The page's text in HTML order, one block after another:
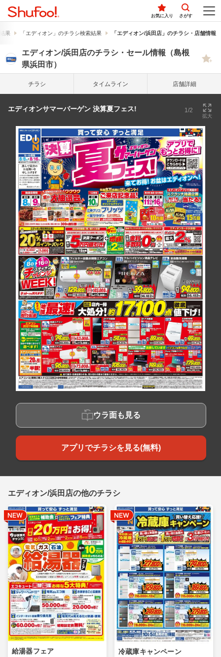
お気に入り さがす
果 「エディオン」のチラシ検索結果 「エディオン/浜田店」のチラシ・店舗情報
エディオン/浜田店のチラシ・セール情報（島根
県浜田市）
チラシ タイム ライン 店舗詳細
エディオンサマーバーゲン 決算夏フェス! 1/2
拡大
ウラ面も見る
アプリでチラシを見る(無料)
エディオン/浜田店の他のチラシ
給湯器フェア 冷蔵庫キャンペーン